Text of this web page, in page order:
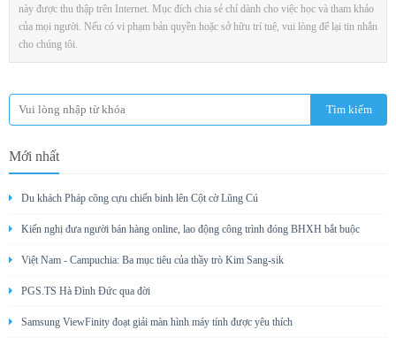
này được thu thập trên Internet. Mục đích chia sẻ chỉ dành cho việc học và tham khảo
của mọi người. Nếu có vi phạm bản quyền hoặc sở hữu trí tuệ, vui lòng để lại tin nhắn
cho chúng tôi.
Mới nhất
Du khách Pháp cõng cựu chiến binh lên Cột cờ Lũng Cú
Kiến nghị đưa người bán hàng online, lao động công trình đóng BHXH bắt buộc
Việt Nam - Campuchia: Ba mục tiêu của thầy trò Kim Sang-sik
PGS.TS Hà Đình Đức qua đời
Samsung ViewFinity đoạt giải màn hình máy tính được yêu thích